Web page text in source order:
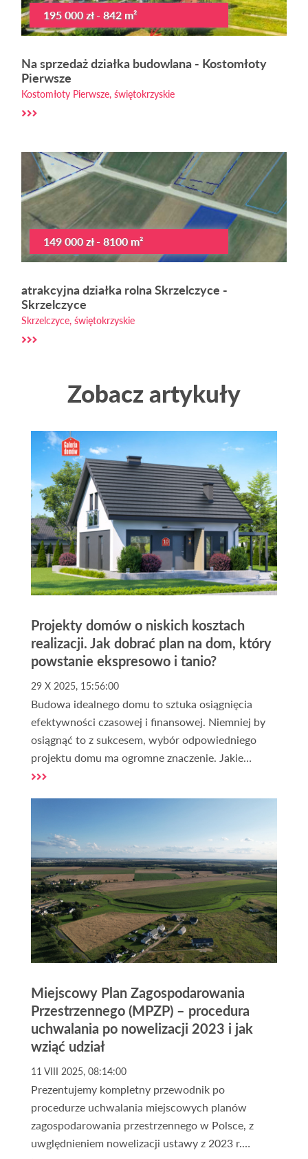
195 000 zł - 842 m²
Na sprzedaż działka budowlana - Kostomłoty
Pierwsze
Kostomłoty Pierwsze, świętokrzyskie
149 000 zł - 8100 m²
atrakcyjna działka rolna Skrzelczyce -
Skrzelczyce
Skrzelczyce, świętokrzyskie
Zobacz artykuły
Projekty domów o niskich kosztach
realizacji. Jak dobrać plan na dom, który
powstanie ekspresowo i tanio?
29 X 2025, 15:56:00
Budowa idealnego domu to sztuka osiągnięcia
efektywności czasowej i finansowej. Niemniej by
osiągnąć to z sukcesem, wybór odpowiedniego
projektu domu ma ogromne znaczenie. Jakie
projekty domów uznaje się za ekonomiczne pod
Miejscowy Plan Zagospodarowania
Przestrzennego (MPZP) – procedura
uchwalania po nowelizacji 2023 i jak
wziąć udział
11 VIII 2025, 08:14:00
Prezentujemy kompletny przewodnik po
procedurze uchwalania miejscowych planów
zagospodarowania przestrzennego w Polsce, z
uwględnieniem nowelizacji ustawy z 2023 r.